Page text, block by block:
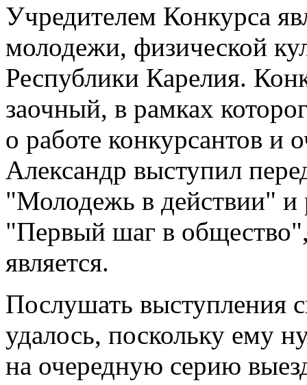
Учредителем Конкурса
молодежи, физической
Республики Карелия.
заочный, в рамках
о работе конкурсантов и
Александр выступил
"Молодежь в действии" и
"Первый шаг в
является.
Послушать выступления
удалось, поскольку ему
на очередную серию